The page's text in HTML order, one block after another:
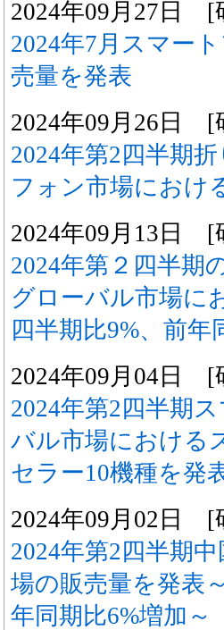
2024年09月27日 [
2024年7月スマー
売量を発表
2024年09月26日 [
2024年第2四半期
フォン市場におけ
2024年09月13日 [
2024年第２四半期
グローバル市場に
四半期比9%、前年
2024年09月04日 [
2024年第2四半期
バル市場における
セラー10機種を発
2024年09月02日 [
2024年第2四半期
場の販売量を発表
年同期比6%増加～